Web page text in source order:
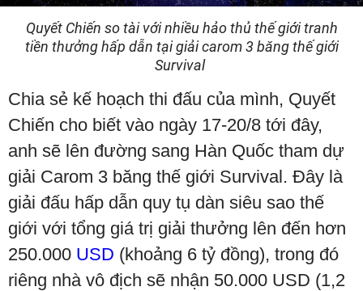
Quyết Chiến so tài với nhiều hảo thủ thế giới tranh
tiền thưởng hấp dẫn tại giải carom 3 băng thế giới
Survival
Chia sẻ kế hoạch thi đấu của mình, Quyết
Chiến cho biết vào ngày 17-20/8 tới đây,
anh sẽ lên đường sang Hàn Quốc tham dự
giải Carom 3 băng thế giới Survival. Đây là
giải đấu hấp dẫn quy tụ dàn siêu sao thế
giới với tổng giá trị giải thưởng lên đến hơn
250.000 USD (khoảng 6 tỷ đồng), trong đó
riêng nhà vô địch sẽ nhận 50.000 USD (1,2